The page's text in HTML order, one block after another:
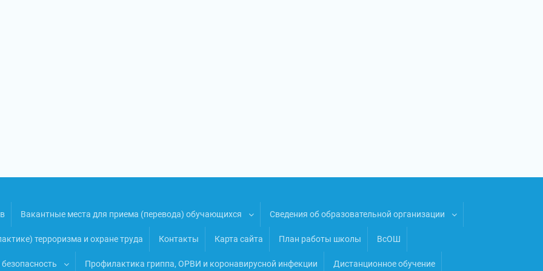
Вакантные места для приема (перевода) обучающихся Сведения об образовательной организации
терроризма и охране труда Контакты Карта сайта План работы школы ВсОШ
Профилактика гриппа, ОРВИ и коронавирусной инфекции Дистанционное обучение